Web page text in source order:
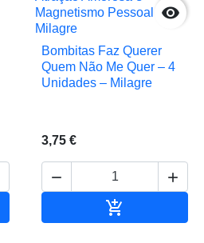

Bombitas Faz Querer
Quem Não Me Quer – 4
Unidades – Milagre
3,75 €
 
